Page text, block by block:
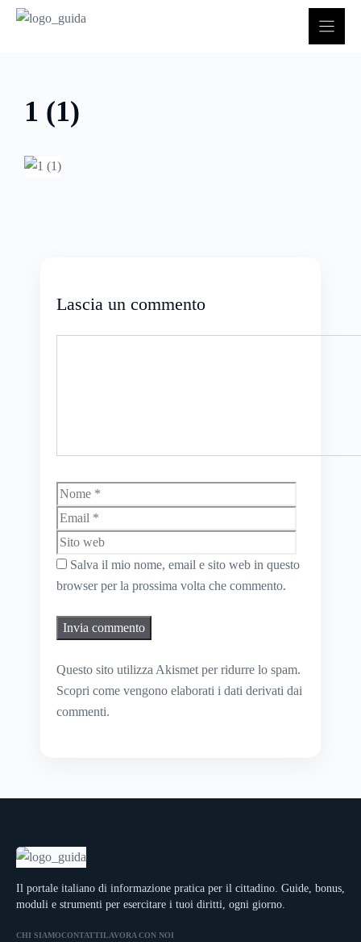
1 (1)
Lascia un commento
Nome
Salva il mio nome, email e sito web in questo
browser per la prossima volta che commento.
Questo sito utilizza Akismet per ridurre lo spam.
Scopri come vengono elaborati i dati derivati dai
commenti.
Il portale italiano di informazione pratica per il cittadino. Guide, bonus,
moduli e strumenti per esercitare i tuoi diritti, ogni giorno.
CHI SIAMOCONTATTILAVORA CON NOI